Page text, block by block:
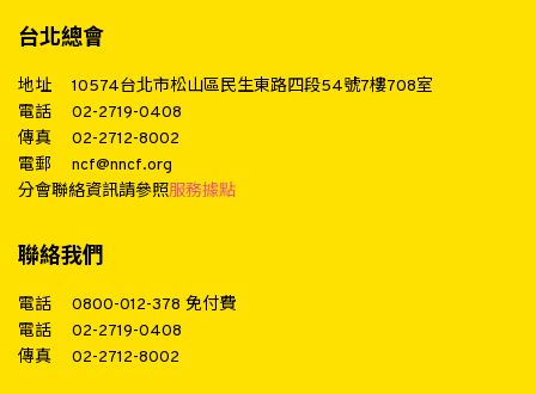
台北總會
地址
10574台北市松山區民生東路四段54號7樓708室
電話
02-2719-0408
傳真
02-2712-8002
電郵
ncf@nncf.org
分會聯絡資訊請參照服務據點
聯絡我們
電話 0800-012-378 免付費
電話
02-2719-0408
傳真
02-2712-8002